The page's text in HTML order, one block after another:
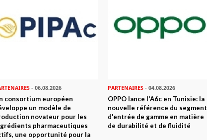
- 06.08.2026
consortium européen
un modèle de
novateur pour les
pharmaceutiques
une opportunité pour la
PARTENAIRES - 04.08.2026
OPPO lance l'A6c en Tunisie: la
nouvelle référence du segment
d'entrée de gamme en matière
de durabilité et de fluidité